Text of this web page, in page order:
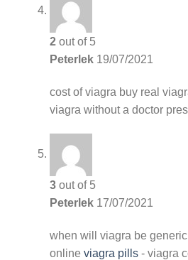
2 out of 5
Peterlek 19/07/2021
cost of viagra buy real
viagra without a doctor
3 out of 5
Peterlek 17/07/2021
when will viagra be generic
online viagra pills - viagra